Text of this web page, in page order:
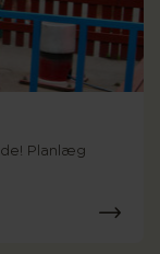
Planlæg